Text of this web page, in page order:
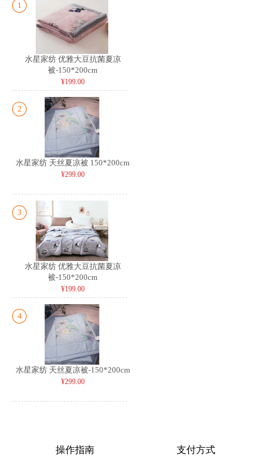
1
水星家纺 优雅大豆抗菌夏凉
被-150*200cm
¥199.00
2
水星家纺 天丝夏凉被 150*200cm
¥299.00
3
水星家纺 优雅大豆抗菌夏凉
被-150*200cm
¥199.00
4
水星家纺 天丝夏凉被-150*200cm
¥299.00
操作指南 支付方式